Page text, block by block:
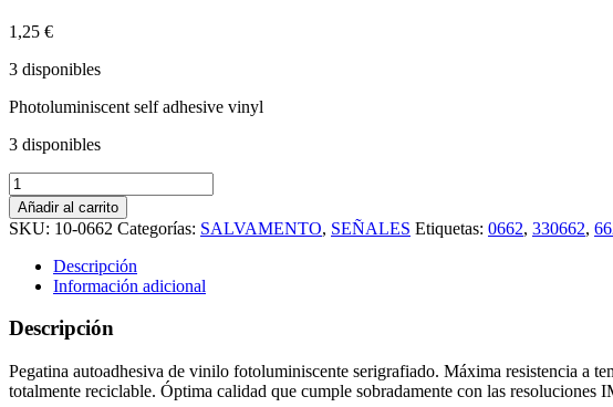
1,25 €
3 disponibles
Photoluminiscent self adhesive vinyl
3 disponibles
Señal
IMO
PUESTO
DE
LAVAOJOS
(4x15cm)
fotoluminiscente
10-
cantidad
Añadir al carrito
SKU: 10-0662 Categorías: SALVAMENTO, SEÑALES Etiquetas: 0662, 330662,
Descripción
Información adicional
Descripción
Pegatina autoadhesiva de vinilo fotoluminiscente serigrafiado. Máxima resistencia a
totalmente reciclable. Óptima calidad que cumple sobradamente con las